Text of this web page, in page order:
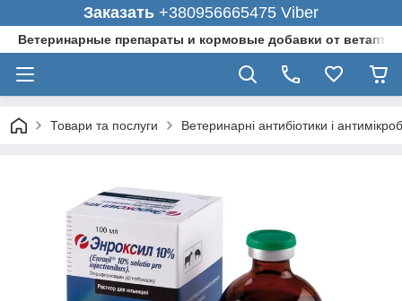
Заказать +380956665475 Viber
Ветеринарные препараты и кормовые добавки от
Товари та послуги Ветеринарні антибіотики і